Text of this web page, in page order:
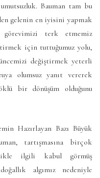
Bauman tam bu
gelenin en iyisini yapmak
görevimizi terk etmemiz
için tuttuğumuz yolu,
değiştirmek yeterli
olumsuz yanıt vererek
bir dönüşüm olduğunu
Hazırlayan Bazı Büyük
tartışmasına birçok
ilgili kabul görmüş
algımız nedeniyle